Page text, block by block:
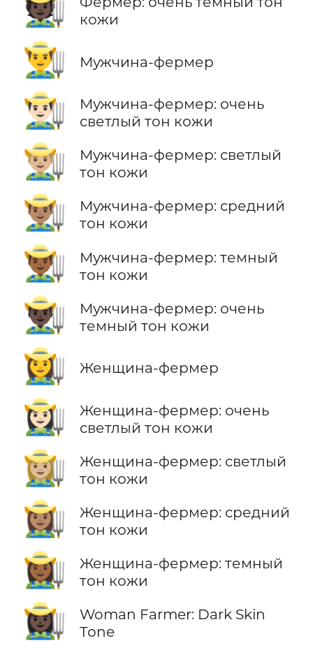
🧑🏿‍🌾
кожи
👨‍🌾 Мужчина-фермер
👨🏻‍🌾
Мужчина-фермер: очень
светлый тон кожи
👨🏼‍🌾
Мужчина-фермер: светлый
тон кожи
👨🏽‍🌾
Мужчина-фермер: средний
тон кожи
👨🏾‍🌾
Мужчина-фермер: темный
тон кожи
👨🏿‍🌾
Мужчина-фермер: очень
темный тон кожи
👩‍🌾 Женщина-фермер
👩🏻‍🌾
Женщина-фермер: очень
светлый тон кожи
👩🏼‍🌾
Женщина-фермер: светлый
тон кожи
👩🏽‍🌾
Женщина-фермер: средний
тон кожи
👩🏾‍🌾
Женщина-фермер: темный
тон кожи
👩🏿‍🌾
Woman Farmer: Dark Skin
Tone